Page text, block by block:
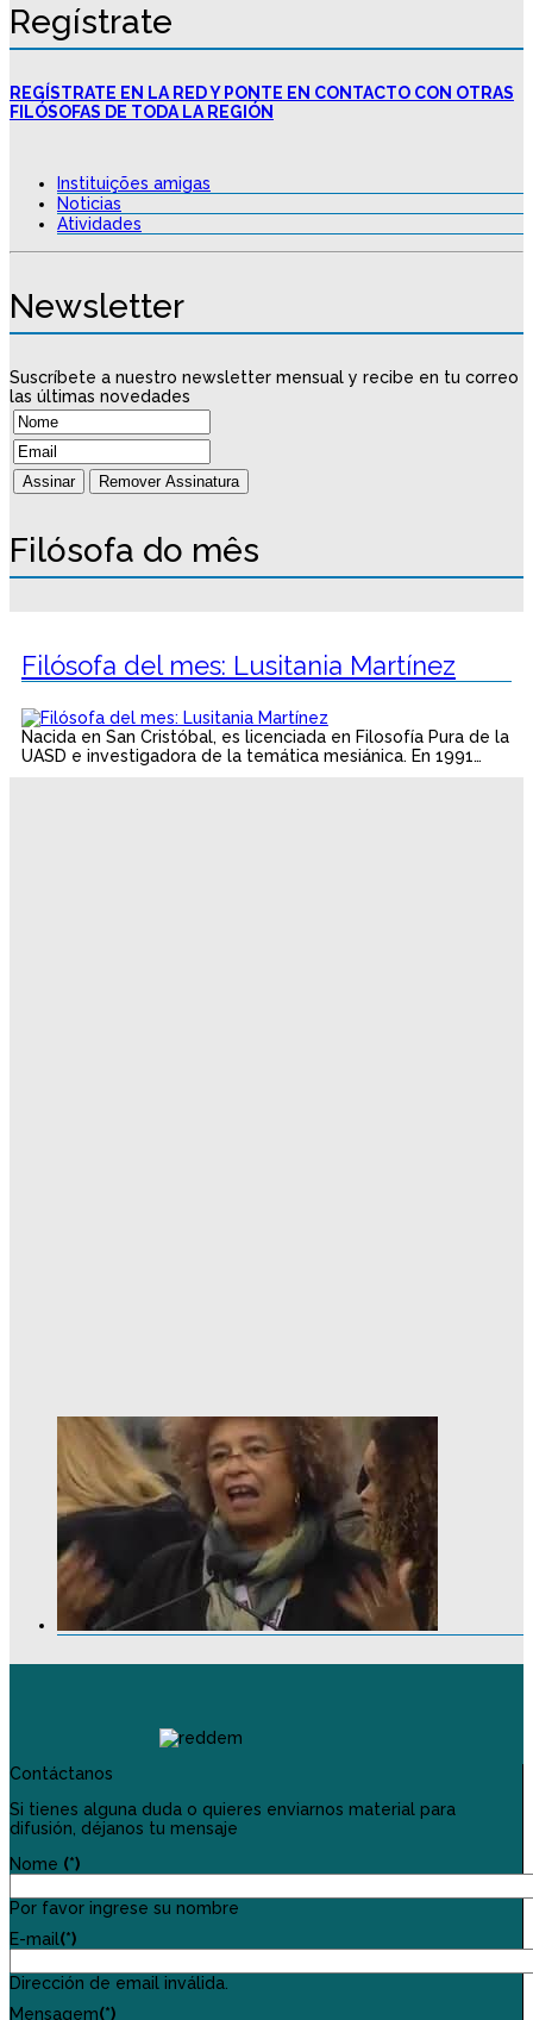
Regístrate
REGÍSTRATE EN LA RED Y PONTE EN CONTACTO CON OTRAS
FILÓSOFAS DE TODA LA REGIÓN
Instituições amigas
Noticias
Atividades
Newsletter
Suscríbete a nuestro newsletter mensual y recibe en tu correo
las últimas novedades
Filósofa do mês
Filósofa del mes: Lusitania Martínez
Nacida en San Cristóbal, es licenciada en Filosofía Pura de la
UASD e investigadora de la temática mesiánica. En 1991…
Contáctanos
Si tienes alguna duda o quieres enviarnos material para
difusión, déjanos tu mensaje
Nome (*)
Por favor ingrese su nombre
E-mail(*)
Dirección de email inválida.
Mensagem(*)